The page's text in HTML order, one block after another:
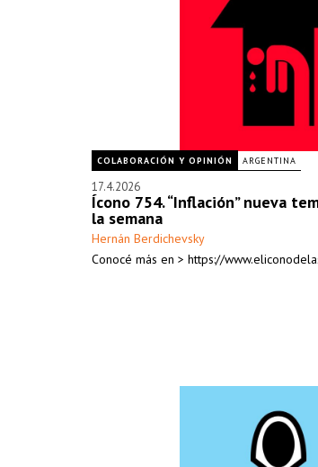
COLABORACIÓN Y OPINIÓN ARGENTINA
17.4.2026
Ícono 754. “Inflación” nueva
la semana
Hernán Berdichevsky
Conocé más en > https://